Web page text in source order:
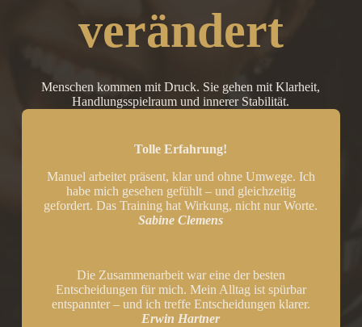
verändert
Menschen kommen mit Druck. Sie gehen mit Klarheit,
Handlungsspielraum und innerer Stabilität.
Tolle Erfahrung!
Manuel arbeitet präsent, klar und ohne Umwege. Ich
habe mich gesehen gefühlt – und gleichzeitig
gefordert. Das Training hat Wirkung, nicht nur Worte.
Sabine Clemens
Die Zusammenarbeit war eine der besten
Entscheidungen für mich. Mein Alltag ist spürbar
entspannter – und ich treffe Entscheidungen klarer.
Erwin Hartner